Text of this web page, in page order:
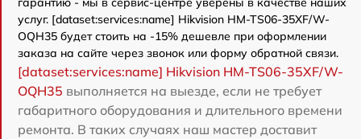
услуг. [dataset:services:name] Hikvision HM-TS06-35XF/W-
OQH35 будет стоить на -15% дешевле при оформлении
заказа на сайте через звонок или форму обратной связи.
[dataset:services:name] Hikvision HM-TS06-35XF/W-
OQH35 выполняется на выезде, если не требует
габаритного оборудования и длительного времени
ремонта. В таких случаях наш мастер доставит